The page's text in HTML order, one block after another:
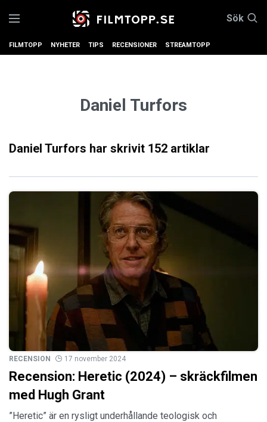
Sök
FILMTOPP NYHETER TIPS RECENSIONER STREAMTOPP
Daniel Turfors
Daniel Turfors har skrivit 152 artiklar
RECENSION 17 november 2024
Recension: Heretic (2024) – skräckfilmen
med Hugh Grant
”Heretic” är en rysligt underhållande teologisk och